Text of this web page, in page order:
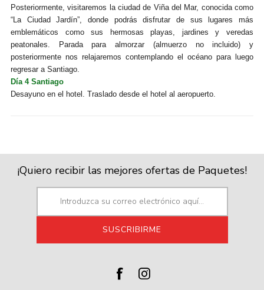
Posteriormente, visitaremos la ciudad de Viña del Mar, conocida como
“La Ciudad Jardín”, donde podrás disfrutar de sus lugares más
emblemáticos como sus hermosas playas, jardines y veredas
peatonales. Parada para almorzar (almuerzo no incluido) y
posteriormente nos relajaremos contemplando el océano para luego
regresar a Santiago.
Día 4 Santiago
Desayuno en el hotel. Traslado desde el hotel al aeropuerto.
¡Quiero recibir las mejores ofertas de Paquetes!